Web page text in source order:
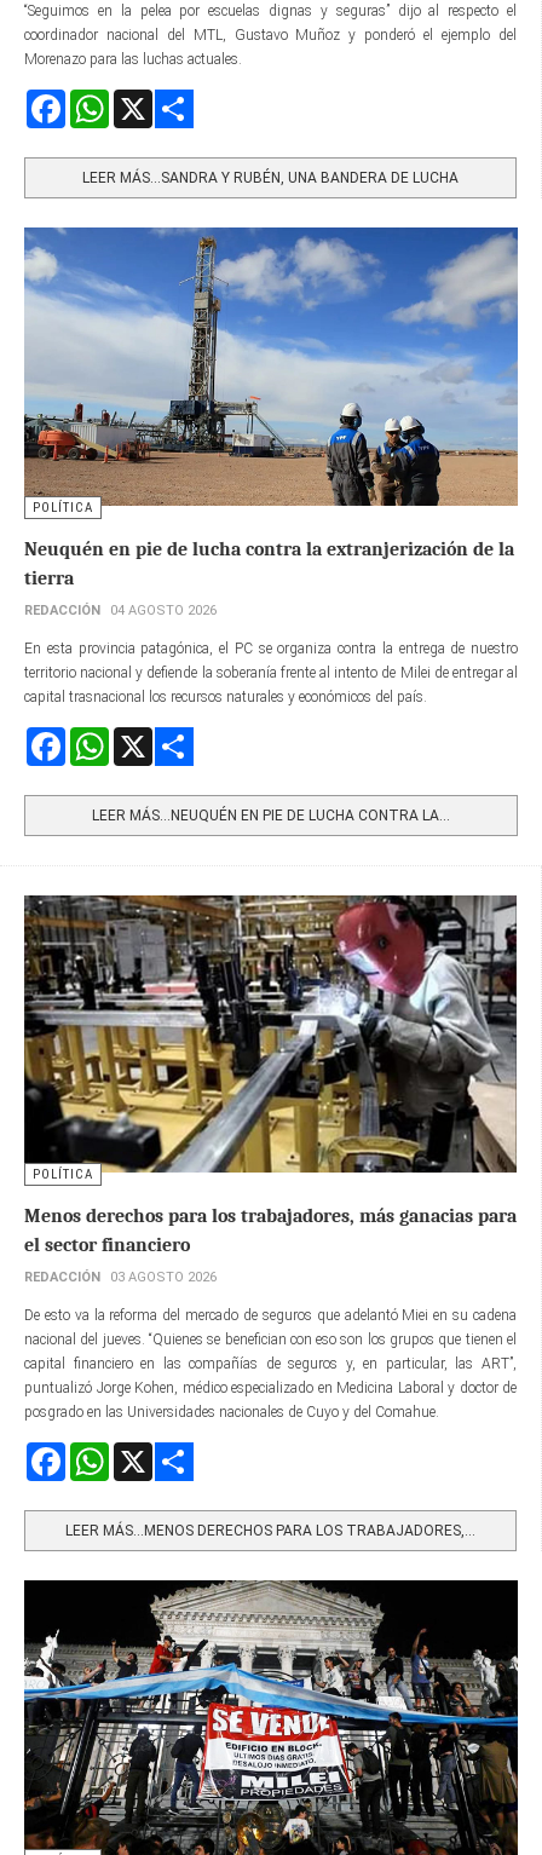
“Seguimos en la pelea por escuelas dignas y seguras” dijo al respecto el
coordinador nacional del MTL, Gustavo Muñoz y ponderó el ejemplo del
Morenazo para las luchas actuales.
FacebookWhatsApp
LEER MÁS…SANDRA Y RUBÉN, UNA BANDERA DE LUCHA
POLÍTICA
Neuquén en pie de lucha contra la extranjerización de la
tierra
REDACCIÓN 04 AGOSTO 2026
En esta provincia patagónica, el PC se organiza contra la entrega de nuestro
territorio nacional y defiende la soberanía frente al intento de Milei de entregar al
capital trasnacional los recursos naturales y económicos del país.
FacebookWhatsApp
LEER MÁS…NEUQUÉN EN PIE DE LUCHA CONTRA LA...
POLÍTICA
Menos derechos para los trabajadores, más ganacias para
el sector financiero
REDACCIÓN 03 AGOSTO 2026
De esto va la reforma del mercado de seguros que adelantó Miei en su cadena
nacional del jueves. “Quienes se benefician con eso son los grupos que tienen el
capital financiero en las compañías de seguros y, en particular, las ART”,
puntualizó Jorge Kohen, médico especializado en Medicina Laboral y doctor de
posgrado en las Universidades nacionales de Cuyo y del Comahue.
FacebookWhatsApp
LEER MÁS…MENOS DERECHOS PARA LOS TRABAJADORES,...